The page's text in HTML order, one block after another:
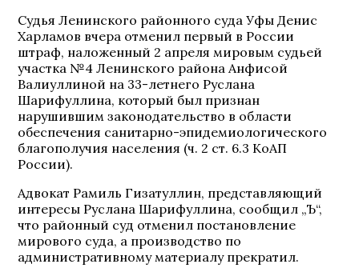
Судья Ленинского районного суда Уфы Денис
Харламов вчера отменил первый в России
штраф, наложенный 2 апреля мировым судьей
участка №4 Ленинского района Анфисой
Валиуллиной на 33-летнего Руслана
Шарифуллина, который был признан
нарушившим законодательство в области
обеспечения санитарно-эпидемиологического
благополучия населения (ч. 2 ст. 6.3 КоАП
России).
Адвокат Рамиль Гизатуллин, представляющий
интересы Руслана Шарифуллина, сообщил „Ъ“,
что районный суд отменил постановление
мирового суда, а производство по
административному материалу прекратил.